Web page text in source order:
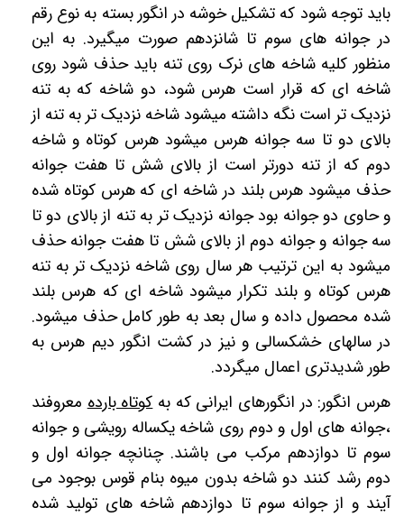
باید توجه شود که تشکیل خوشه در انگور بسته به نوع رقم
در جوانه های سوم تا شانزدهم صورت میگیرد. به این
منظور کلیه شاخه های نرک روی تنه باید حذف شود روی
شاخه ای که قرار است هرس شود، دو شاخه که به تنه
نزدیک تر است نگه داشته میشود شاخه نزدیک تر به تنه از
بالای دو تا سه جوانه هرس میشود هرس کوتاه و شاخه
دوم که از تنه دورتر است از بالای شش تا هفت جوانه
حذف میشود هرس بلند در شاخه ای که هرس کوتاه شده
و حاوی دو جوانه بود جوانه نزدیک تر به تنه از بالای دو تا
سه جوانه و جوانه دوم از بالای شش تا هفت جوانه حذف
میشود به این ترتیب هر سال روی شاخه نزدیک تر به تنه
هرس کوتاه و بلند تکرار میشود شاخه ای که هرس بلند
شده محصول داده و سال بعد به طور کامل حذف میشود.
در سالهای خشکسالی و نیز در کشت انگور دیم هرس به
طور شدیدتری اعمال میگردد.
هرس انگور: در انگورهای ایرانی که به کوتاه بارده معروفند
،جوانه های اول و دوم روی شاخه یکساله رویشی و جوانه
سوم تا دوازدهم مرکب می باشند. چنانچه جوانه اول و
دوم رشد کنند دو شاخه بدون میوه بنام قوس بوجود می
آیند و از جوانه سوم تا دوازدهم شاخه های تولید شده